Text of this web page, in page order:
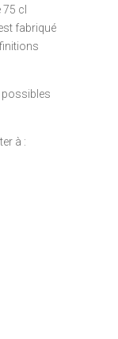
cl
fabriqué
à :